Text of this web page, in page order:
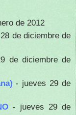
de 2012
de diciembre de
de diciembre de
- jueves 29 de
- jueves 29 de